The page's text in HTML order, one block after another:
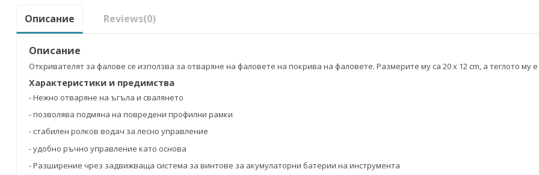
Описание Reviews(0)
Описание
Откривателят за фалове се използва за отваряне на фаловете на покрива на фаловете. Размерите му са 20 x 12 cm, а теглото му е
Характеристики и предимства
- Нежно отваряне на ъгъла и свалянето
- позволява подмяна на повредени профилни рамки
- стабилен ролков водач за лесно управление
- удобно ръчно управление като основа
- Разширение чрез задвижваща система за винтове за акумулаторни батерии на инструмента